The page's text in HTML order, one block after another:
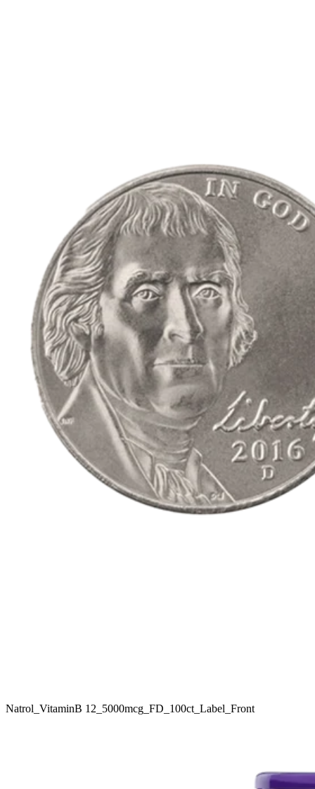
Natrol_VitaminB 12_5000mcg_FD_100ct_Label_Front